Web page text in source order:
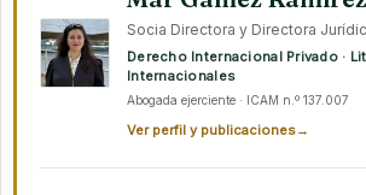
Socia Directora y Directora
Derecho Internacional Privado ·
Internacionales
Abogada ejerciente · ICAM n.º 137.007
Ver perfil y publicaciones→